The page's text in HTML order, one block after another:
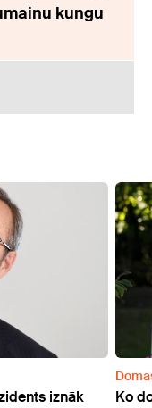
kungu
18:45
Ko domā